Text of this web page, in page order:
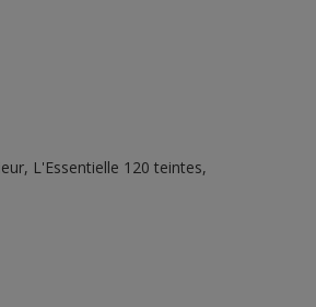
L'Essentielle 120 teintes,